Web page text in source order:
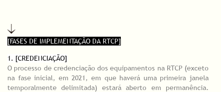
[FASES DE IMPLEMENTAÇÃO DA RTCP]
1. [CREDENCIAÇÃO]
O processo de credenciação dos equipamentos na RTCP (exceto
na fase inicial, em 2021, em que haverá uma primeira janela
temporalmente delimitada) estará aberto em permanência.